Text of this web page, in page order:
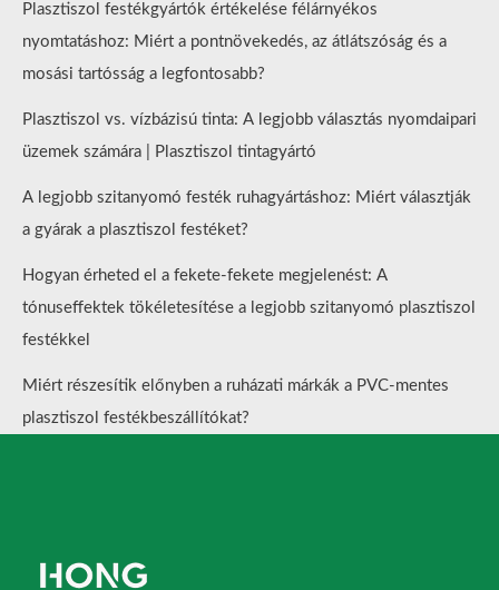
Plasztiszol festékgyártók értékelése félárnyékos
nyomtatáshoz: Miért a pontnövekedés, az átlátszóság és a
mosási tartósság a legfontosabb?
Plasztiszol vs. vízbázisú tinta: A legjobb választás nyomdaipari
üzemek számára | Plasztiszol tintagyártó
A legjobb szitanyomó festék ruhagyártáshoz: Miért választják
a gyárak a plasztiszol festéket?
Hogyan érheted el a fekete-fekete megjelenést: A
tónuseffektek tökéletesítése a legjobb szitanyomó plasztiszol
festékkel
Miért részesítik előnyben a ruházati márkák a PVC-mentes
plasztiszol festékbeszállítókat?